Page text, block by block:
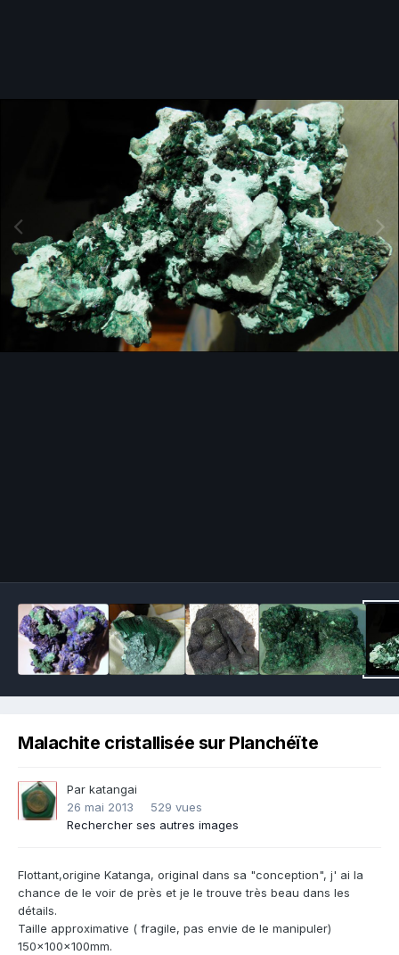
Malachite cristallisée sur Planchéïte
Par katangai
26 mai 2013
529 vues
Rechercher ses autres images
Flottant,origine Katanga, original dans sa "conception", j' ai la
chance de le voir de près et je le trouve très beau dans les
détails.
Taille approximative ( fragile, pas envie de le manipuler)
150x100x100mm.